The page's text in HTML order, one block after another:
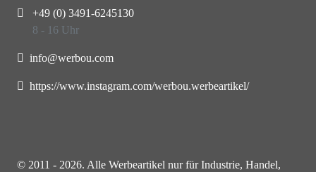
+49 (0) 3491-6245130
8 - 16 Uhr
info@werbou.com
https://www.instagram.com/werbou.werbeartikel/
© 2011 - 2026. Alle Werbeartikel nur für Industrie, Handel,